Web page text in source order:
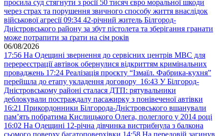
просила суд стягнути з росії 50 тисяч євро моральної шкоди
через страх та порушення звичного способу життя внаслідок
військової агресії 09:34 42-річний житель Білгород-
Дністровського району за збут пістолета та зберігання гранати
може потрапити за ґрати на сім років
06/08/2026
17:56 На Одещині звернення до сервісних центрів МВС для
перереєстрації автівок обернулися відкриттям кримінальних
проваджень 17:24 Реалізація проєкту “Ізмаїл. Фабрика-кухня”
перейшла до етапу укладення договору 16:43 У Білгород-
Дністровському районі сталася ДТП: рятувальники
деблокували постраждалу пасажирку з понівеченої автівки
16:21 Прикордонники Білгорода-Дністровського вшанували
пам’ять побратима Кислицького Олега, полеглого у 2014 році
16:02 На Одещині 12-річна дівчинка вистрибнула з балкона
сьомого поверху багатоповерхівки 14:58 На передовій загинув